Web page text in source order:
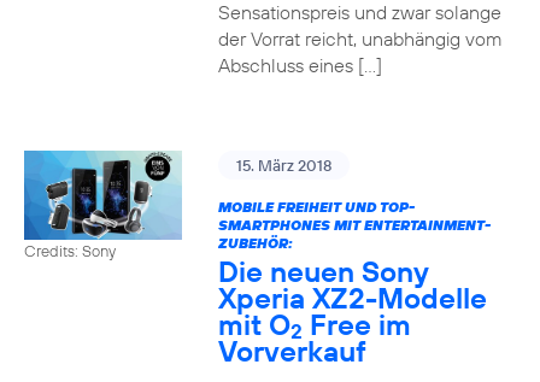
Sensationspreis und zwar solange
der Vorrat reicht, unabhängig vom
Abschluss eines […]
Credits: Sony
15. März 2018
MOBILE FREIHEIT UND TOP-
SMARTPHONES MIT ENTERTAINMENT-
ZUBEHÖR:
Die neuen Sony
Xperia XZ2-Modelle
mit O2 Free im
Vorverkauf